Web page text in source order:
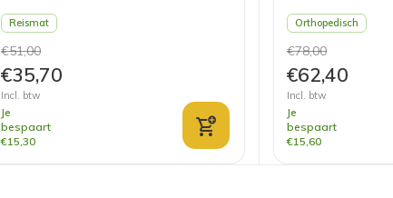
Reismat
€51,00
€35,70
Incl. btw
Je
bespaart
€15,30
Orthopedisch
€78,00
€62,40
Incl. btw
Je
bespaart
€15,60